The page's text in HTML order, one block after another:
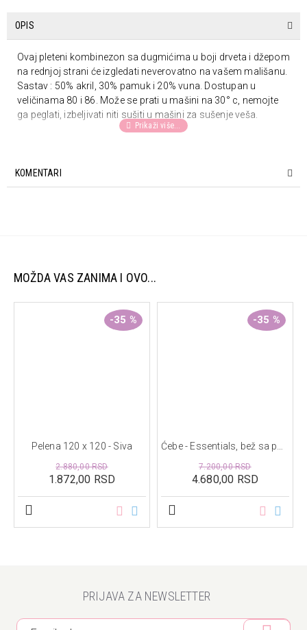
OPIS
Ovaj pleteni kombinezon sa dugmićima u boji drveta i džepom
na rednjoj strani će izgledati neverovatno na vašem mališanu.
Sastav : 50% akril, 30% pamuk i 20% vuna. Dostupan u
veličinama 80 i 86. Može se prati u mašini na 30° c, nemojte
ga peglati, izbeljivati niti sušiti u mašini za sušenje veša.
KOMENTARI
MOŽDA VAS ZANIMA I OVO...
-35 %
Pelena 120 x 120 - Siva
1.872,00 RSD
2.880,00 RSD
-35 %
4.680,00 RSD
7.200,00 RSD
PRIJAVA ZA NEWSLETTER